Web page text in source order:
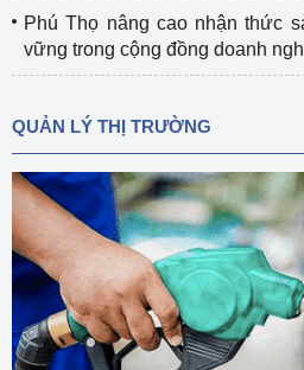
Phú Thọ nâng cao nhận thức
vững trong cộng đồng doanh
QUẢN LÝ THỊ TRƯỜNG